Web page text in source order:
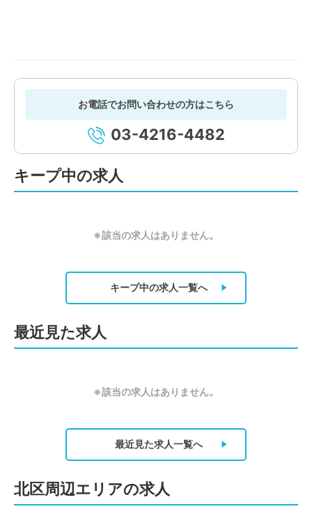
お電話でお問い合わせの方はこちら
03-4216-4482
キープ中の求人
※該当の求人はありません。
キープ中の求人一覧へ
最近見た求人
※該当の求人はありません。
最近見た求人一覧へ
北区周辺エリアの求人